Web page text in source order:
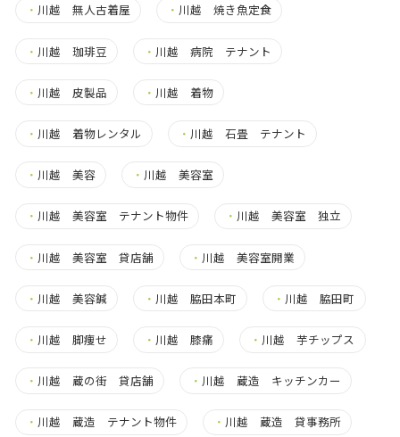
・ 川越 無人古着屋 ・ 川越 焼き魚定食
・ 川越 珈琲豆 ・ 川越 病院 テナント
・ 川越 皮製品 ・ 川越 着物
・ 川越 着物レンタル ・ 川越 石畳 テナント
・ 川越 美容 ・ 川越 美容室
・ 川越 美容室 テナント物件 ・ 川越 美容室 独立
・ 川越 美容室 貸店舗 ・ 川越 美容室開業
・ 川越 美容鍼 ・ 川越 脇田本町 ・ 川越 脇田町
・ 川越 脚痩せ ・ 川越 膝痛 ・ 川越 芋チップス
・ 川越 蔵の街 貸店舗 ・ 川越 蔵造 キッチンカー
・ 川越 蔵造 テナント物件 ・ 川越 蔵造 貸事務所